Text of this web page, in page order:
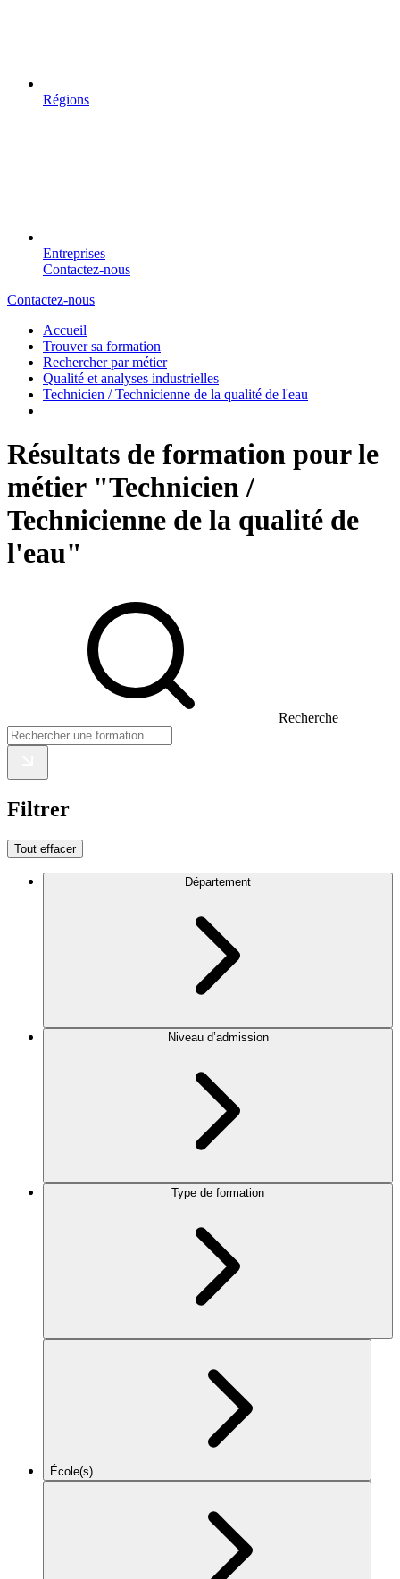
Régions
Entreprises
Contactez-nous
Contactez-nous
Accueil
Trouver sa formation
Rechercher par métier
Qualité et analyses industrielles
Technicien / Technicienne de la qualité de l'eau
Résultats de formation pour le
métier "Technicien /
Technicienne de la qualité de
l'eau"
Recherche
Filtrer
Tout effacer
Département
Niveau d’admission
Type de formation
École(s)